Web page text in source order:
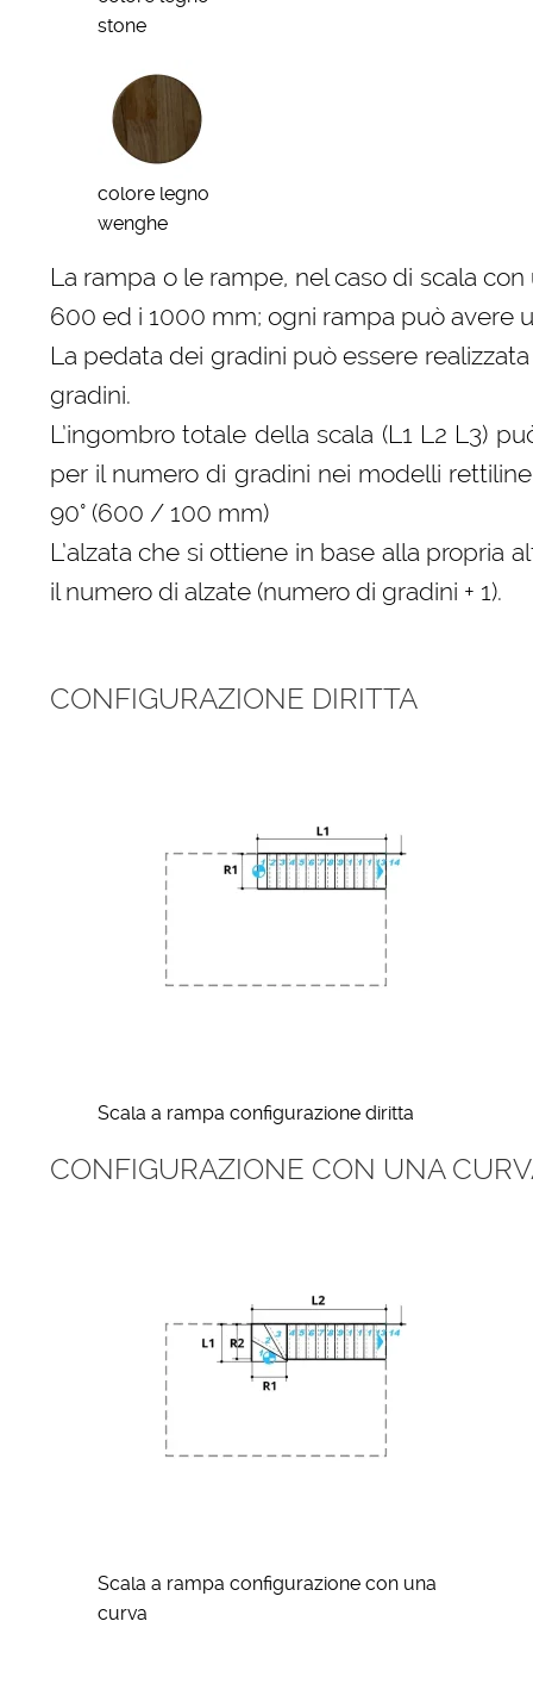
stone
colore legno
wenghe
La rampa o le rampe, nel caso di scala
600 ed i 1000 mm; ogni rampa può avere
La pedata dei gradini può essere
gradini.
L’ingombro totale della scala (L1 L2 L3)
per il numero di gradini nei modelli
90° (600 / 100 mm)
L’alzata che si ottiene in base alla
il numero di alzate (numero di gradini + 1).
CONFIGURAZIONE DIRITTA
Scala a rampa configurazione diritta
CONFIGURAZIONE CON UNA
Scala a rampa configurazione con una
curva